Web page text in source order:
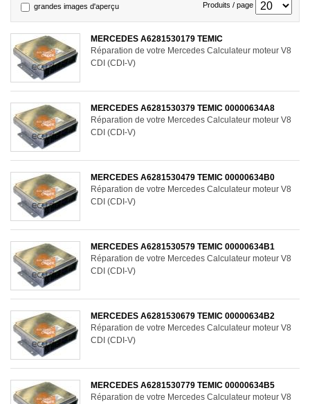
grandes images d'aperçu Produits / page
MERCEDES A6281530179 TEMIC
Réparation de votre Mercedes Calculateur moteur V8
CDI (CDI-V)
MERCEDES A6281530379 TEMIC 00000634A8
Réparation de votre Mercedes Calculateur moteur V8
CDI (CDI-V)
MERCEDES A6281530479 TEMIC 00000634B0
Réparation de votre Mercedes Calculateur moteur V8
CDI (CDI-V)
MERCEDES A6281530579 TEMIC 00000634B1
Réparation de votre Mercedes Calculateur moteur V8
CDI (CDI-V)
MERCEDES A6281530679 TEMIC 00000634B2
Réparation de votre Mercedes Calculateur moteur V8
CDI (CDI-V)
MERCEDES A6281530779 TEMIC 00000634B5
Réparation de votre Mercedes Calculateur moteur V8